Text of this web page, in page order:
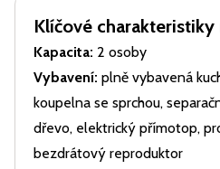
Klíčové charakteristiky
Kapacita: 2 osoby
Vybavení: plně vybavená
koupelna se sprchou,
dřevo, elektrický přímotop,
bezdrátový reproduktor